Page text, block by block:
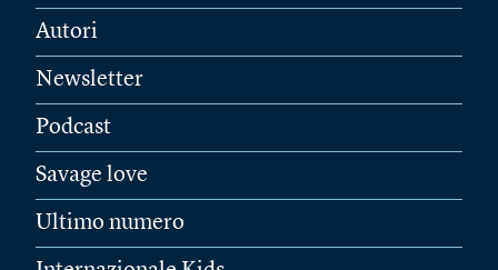
Autori
Newsletter
Podcast
Savage love
Ultimo numero